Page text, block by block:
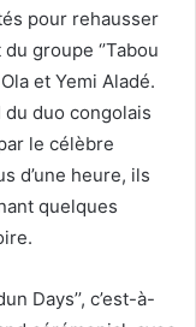
pour rehausser
du groupe ‘’Tabou
et Yemi Aladé.
duo congolais
le célèbre
d’une heure, ils
quelques
Days’’, c’est-à-